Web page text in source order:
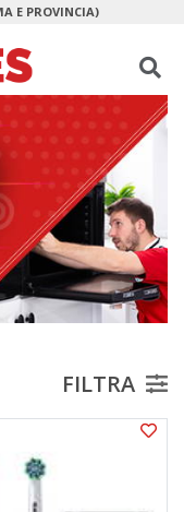
E PROVINCIA)
FILTRA